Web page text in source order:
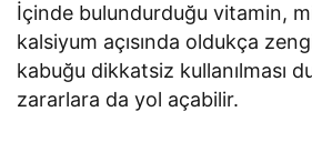
İçinde bulundurduğu vitamin,
kalsiyum açısında oldukça
kabuğu dikkatsiz kullanılması
zararlara da yol açabilir.